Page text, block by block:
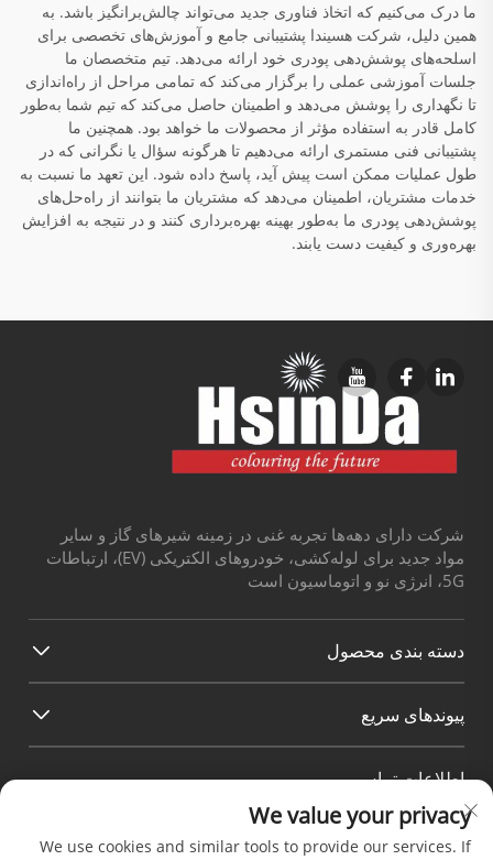
ما درک می‌کنیم که اتخاذ فناوری جدید می‌تواند چالش‌برانگیز باشد. به
همین دلیل، شرکت هسیندا پشتیبانی جامع و آموزش‌های تخصصی برای
اسلحه‌های پوشش‌دهی پودری خود ارائه می‌دهد. تیم متخصصان ما
جلسات آموزشی عملی را برگزار می‌کند که تمامی مراحل از راه‌اندازی
تا نگهداری را پوشش می‌دهد و اطمینان حاصل می‌کند که تیم شما به‌طور
کامل قادر به استفاده مؤثر از محصولات ما خواهد بود. همچنین ما
پشتیبانی فنی مستمری ارائه می‌دهیم تا هرگونه سؤال یا نگرانی که در
طول عملیات ممکن است پیش آید، پاسخ داده شود. این تعهد ما نسبت به
خدمات مشتریان، اطمینان می‌دهد که مشتریان ما بتوانند از راه‌حل‌های
پوشش‌دهی پودری ما به‌طور بهینه بهره‌برداری کنند و در نتیجه به افزایش
بهره‌وری و کیفیت دست یابند.
شرکت دارای دهه‌ها تجربه غنی در زمینه شیرهای گاز و سایر
مواد جدید برای لوله‌کشی، خودروهای الکتریکی (EV)، ارتباطات
5G، انرژی نو و اتوماسیون است
دسته بندی محصول
پیوند‌های سریع
اطلاعات تماس
Office add : شماره 38 خیابان هوآگنگ، منطقه جنوبی بندر
صنعتی مدرن چندو، پی‌سیان چندو سیچوان چین
We value your privacy
We use cookies and similar tools to provide our services. If